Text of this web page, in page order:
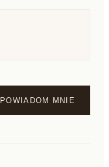
POWIADOM MNIE